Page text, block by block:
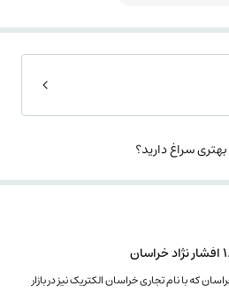
سراغ دارید؟
افشار نژاد خراسان که با نام تجاری خراسان الکتریک نیز در بازار